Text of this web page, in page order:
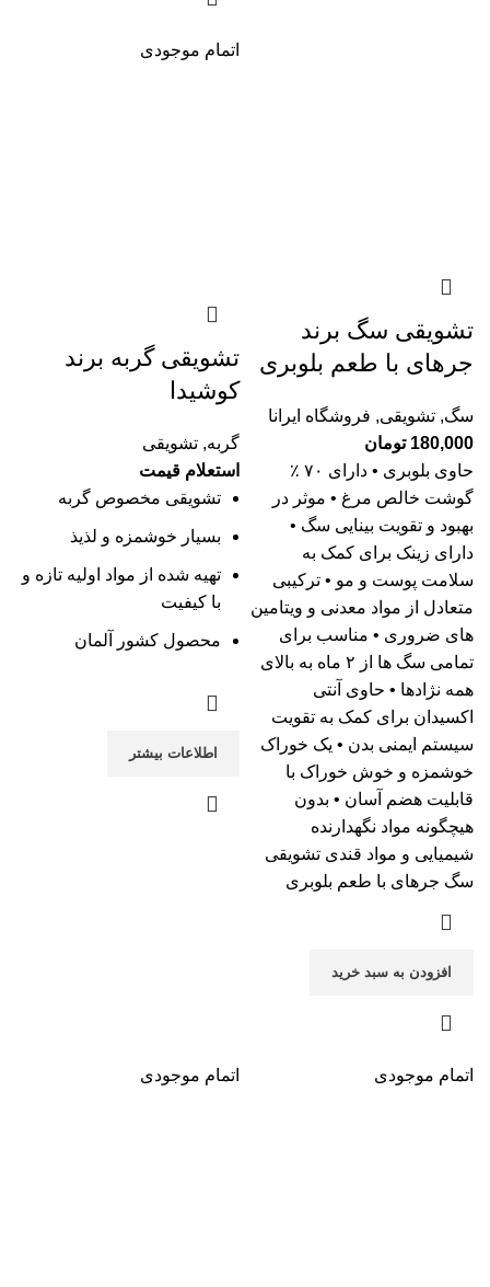
تشویقی سگ برند
جرهای با طعم بلوبری
سگ, تشویقی, فروشگاه ایرانا
180,000 تومان
حاوی بلوبری • دارای ۷۰ ٪
گوشت خالص مرغ • موثر در
بهبود و تقویت بینایی سگ •
دارای زینک برای کمک به
سلامت پوست و مو • ترکیبی
متعادل از مواد معدنی و ویتامین
های ضروری • مناسب برای
تمامی سگ ها از ۲ ماه به بالای
همه نژادها • حاوی آنتی
اکسیدان برای کمک به تقویت
سیستم ایمنی بدن • یک خوراک
خوشمزه و خوش خوراک با
قابلیت هضم آسان • بدون
هیچگونه مواد نگهدارنده
شیمیایی و مواد قندی تشویقی
سگ جرهای با طعم بلوبری
افزودن به سبد خرید
اتمام موجودی
تشویقی گربه برند
کوشیدا
گربه, تشویقی
استعلام قیمت
تشویقی مخصوص گربه
بسیار خوشمزه و لذیذ
تهیه شده از مواد اولیه تازه و
با کیفیت
محصول کشور آلمان
اطلاعات بیشتر
اتمام موجودی اتمام موجودی